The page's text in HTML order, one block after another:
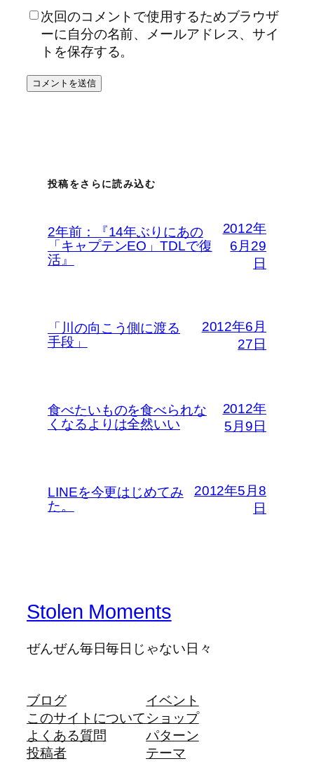
次回のコメントで使用するためブラウザ
ーに自分の名前、メールアドレス、サイ
トを保存する。
投稿をさらに読み込む
2年前：『14年ぶりにあの
「キャプテンEO」TDLで復
活』
2012年
6月29
日
「川の向こう側に渡る
手段」
2012年6月
27日
食べたいものを食べられな
くなるよりは全然いい
2012年
5月9日
LINEを今更はじめてみ
た。
2012年5月8
日
Stolen Moments
ぜんぜん毎日毎日じゃない日々
ブログ
このサイトについて
よくある質問
投稿者
イベント
ショップ
パターン
テーマ